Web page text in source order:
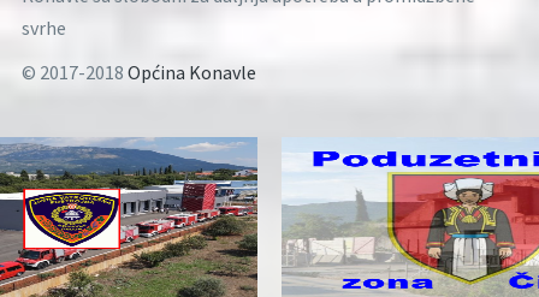
svrhe
© 2017-2018 Općina Konavle